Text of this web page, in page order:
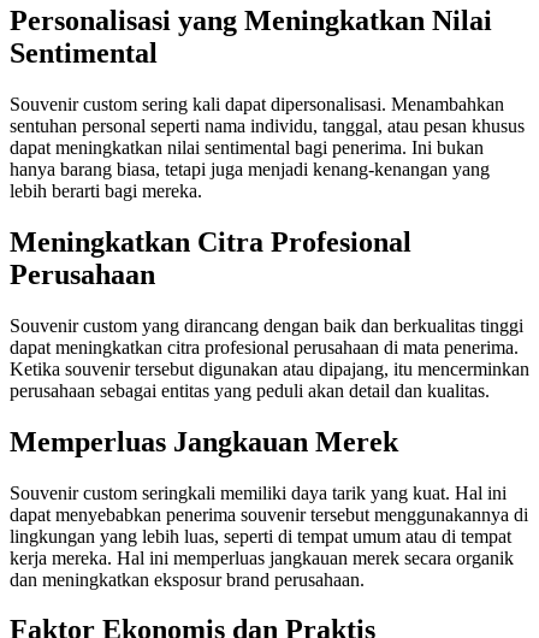
Personalisasi yang Meningkatkan Nilai
Sentimental
Souvenir custom sering kali dapat dipersonalisasi. Menambahkan
sentuhan personal seperti nama individu, tanggal, atau pesan khusus
dapat meningkatkan nilai sentimental bagi penerima. Ini bukan
hanya barang biasa, tetapi juga menjadi kenang-kenangan yang
lebih berarti bagi mereka.
Meningkatkan Citra Profesional
Perusahaan
Souvenir custom yang dirancang dengan baik dan berkualitas tinggi
dapat meningkatkan citra profesional perusahaan di mata penerima.
Ketika souvenir tersebut digunakan atau dipajang, itu mencerminkan
perusahaan sebagai entitas yang peduli akan detail dan kualitas.
Memperluas Jangkauan Merek
Souvenir custom seringkali memiliki daya tarik yang kuat. Hal ini
dapat menyebabkan penerima souvenir tersebut menggunakannya di
lingkungan yang lebih luas, seperti di tempat umum atau di tempat
kerja mereka. Hal ini memperluas jangkauan merek secara organik
dan meningkatkan eksposur brand perusahaan.
Faktor Ekonomis dan Praktis